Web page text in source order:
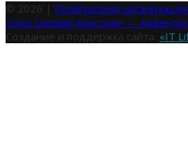
© 2026 | Религиозная
Союз Церкви Христиан —
Создание и поддержка сайта: «IT